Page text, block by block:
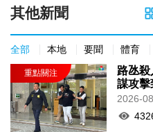
其他新聞
全部 本地 要聞 體育
路氹
謀攻擊
2026-